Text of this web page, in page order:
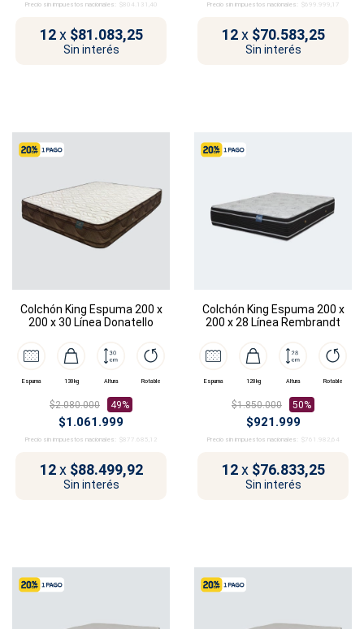
Precio sin impuestos nacionales: $804.131,40
12 x $81.083,25
Sin interés
Precio sin impuestos nacionales: $699.999,17
12 x $70.583,25
Sin interés
Colchón King Espuma 200 x
200 x 30 Línea Donatello
Espuma 130kg Altura Rotable
$2.080.000 49%
$1.061.999
Precio sin impuestos nacionales: $877.685,12
12 x $88.499,92
Sin interés
Colchón King Espuma 200 x
200 x 28 Línea Rembrandt
Espuma 120kg Altura Rotable
$1.850.000 50%
$921.999
Precio sin impuestos nacionales: $761.982,64
12 x $76.833,25
Sin interés